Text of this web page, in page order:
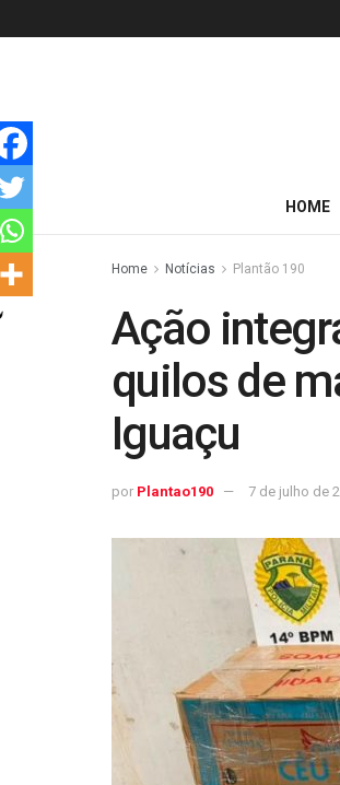
HOME
Home Notícias Plantão 190
Ação
quilos de
Iguaçu
por Plantao190 7 de julho de